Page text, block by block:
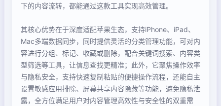
下的内容流转，都能通过这款工具实现高效管理。
其核心优势在于深度适配苹果生态，支持iPhone、iPad、
Mac多端数据同步，同时提供灵活的分类管理功能，可对内
容进行分组、标记、收藏或删除，配合关键词搜索、内容类
型筛选等工具，让信息查找更精准；此外，它聚焦操作效率
与隐私安全，支持快速复制粘贴的便捷操作流程，还能自主
设置敏感应用排除、屏幕共享内容隐藏等功能，避免隐私泄
露，全方位满足用户对内容管理高效性与安全性的双重需